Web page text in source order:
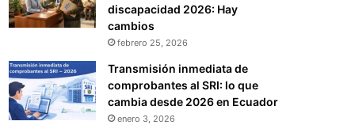
discapacidad 2026: Hay
cambios
febrero 25, 2026
Transmisión inmediata de
comprobantes al SRI: lo que
cambia desde 2026 en Ecuador
enero 3, 2026